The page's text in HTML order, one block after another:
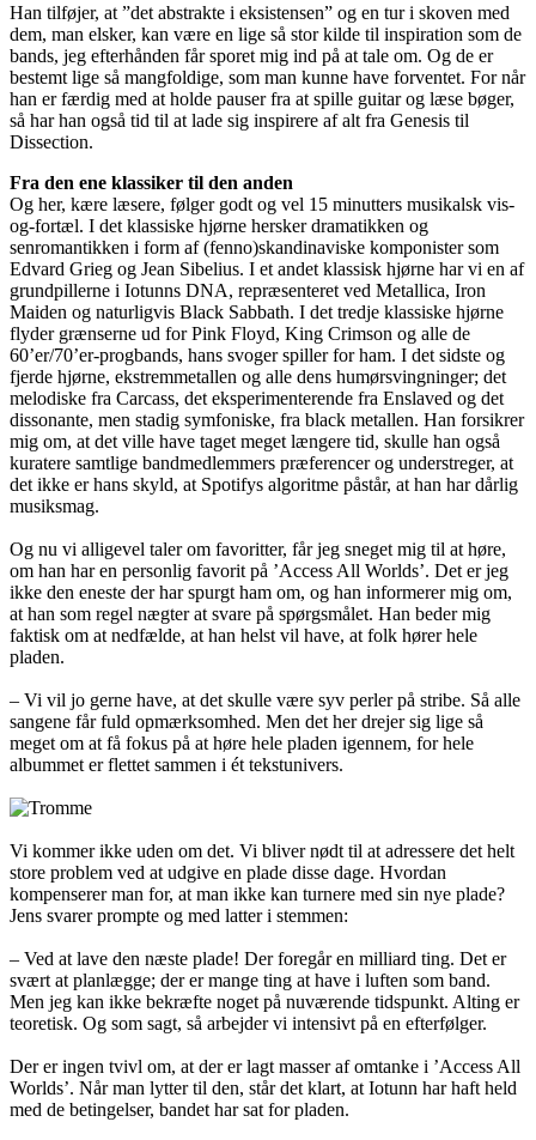
Han tilføjer, at ”det abstrakte i eksistensen” og en tur i skoven med
dem, man elsker, kan være en lige så stor kilde til inspiration som de
bands, jeg efterhånden får sporet mig ind på at tale om. Og de er
bestemt lige så mangfoldige, som man kunne have forventet. For når
han er færdig med at holde pauser fra at spille guitar og læse bøger,
så har han også tid til at lade sig inspirere af alt fra Genesis til
Dissection.
Fra den ene klassiker til den anden
Og her, kære læsere, følger godt og vel 15 minutters musikalsk vis-
og-fortæl. I det klassiske hjørne hersker dramatikken og
senromantikken i form af (fenno)skandinaviske komponister som
Edvard Grieg og Jean Sibelius. I et andet klassisk hjørne har vi en af
grundpillerne i Iotunns DNA, repræsenteret ved Metallica, Iron
Maiden og naturligvis Black Sabbath. I det tredje klassiske hjørne
flyder grænserne ud for Pink Floyd, King Crimson og alle de
60’er/70’er-progbands, hans svoger spiller for ham. I det sidste og
fjerde hjørne, ekstremmetallen og alle dens humørsvingninger; det
melodiske fra Carcass, det eksperimenterende fra Enslaved og det
dissonante, men stadig symfoniske, fra black metallen. Han forsikrer
mig om, at det ville have taget meget længere tid, skulle han også
kuratere samtlige bandmedlemmers præferencer og understreger, at
det ikke er hans skyld, at Spotifys algoritme påstår, at han har dårlig
musiksmag.
Og nu vi alligevel taler om favoritter, får jeg sneget mig til at høre,
om han har en personlig favorit på ’Access All Worlds’. Det er jeg
ikke den eneste der har spurgt ham om, og han informerer mig om,
at han som regel nægter at svare på spørgsmålet. Han beder mig
faktisk om at nedfælde, at han helst vil have, at folk hører hele
pladen.
– Vi vil jo gerne have, at det skulle være syv perler på stribe. Så alle
sangene får fuld opmærksomhed. Men det her drejer sig lige så
meget om at få fokus på at høre hele pladen igennem, for hele
albummet er flettet sammen i ét tekstunivers.
Vi kommer ikke uden om det. Vi bliver nødt til at adressere det helt
store problem ved at udgive en plade disse dage. Hvordan
kompenserer man for, at man ikke kan turnere med sin nye plade?
Jens svarer prompte og med latter i stemmen:
– Ved at lave den næste plade! Der foregår en milliard ting. Det er
svært at planlægge; der er mange ting at have i luften som band.
Men jeg kan ikke bekræfte noget på nuværende tidspunkt. Alting er
teoretisk. Og som sagt, så arbejder vi intensivt på en efterfølger.
Der er ingen tvivl om, at der er lagt masser af omtanke i ’Access All
Worlds’. Når man lytter til den, står det klart, at Iotunn har haft held
med de betingelser, bandet har sat for pladen.